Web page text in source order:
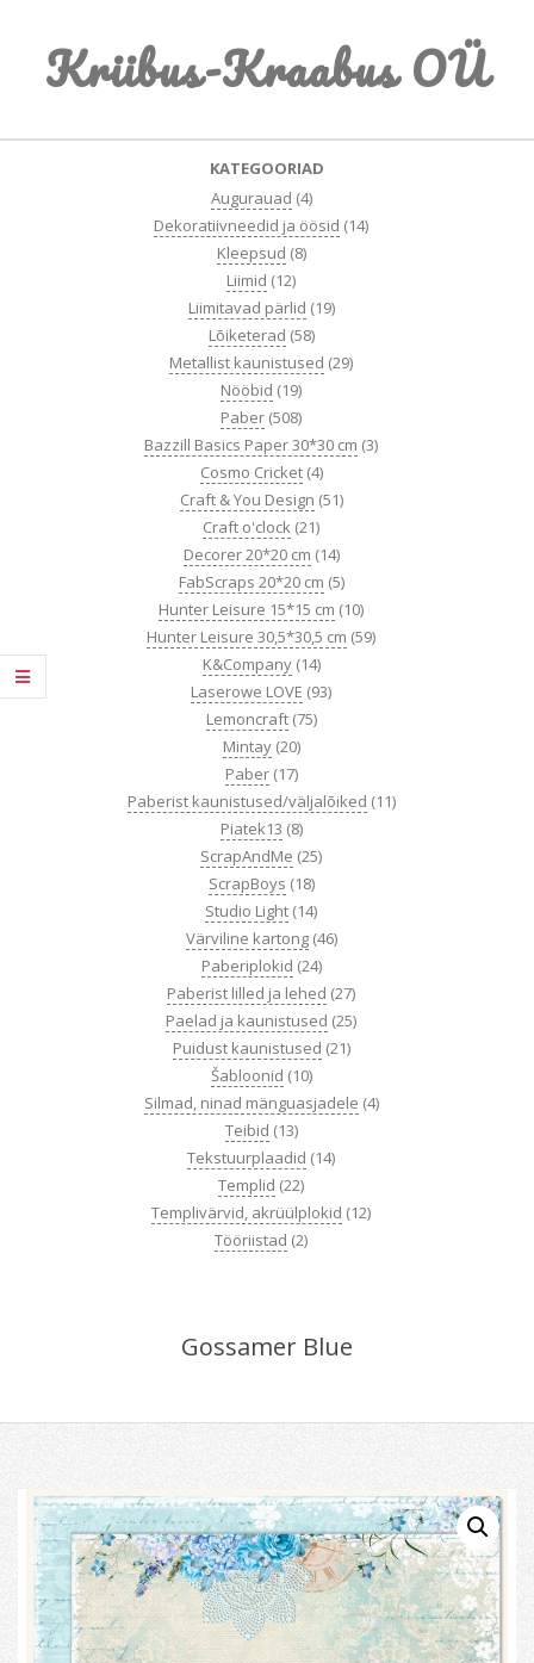
contentKriibus-Kraabus OÜ
KATEGOORIAD
Augurauad (4)
Dekoratiivneedid ja öösid (14)
Kleepsud (8)
Liimid (12)
Liimitavad pärlid (19)
Lõiketerad (58)
Metallist kaunistused (29)
Nööbid (19)
Paber (508)
Bazzill Basics Paper 30*30 cm (3)
Cosmo Cricket (4)
Craft & You Design (51)
Craft o'clock (21)
Decorer 20*20 cm (14)
FabScraps 20*20 cm (5)
Hunter Leisure 15*15 cm (10)
Hunter Leisure 30,5*30,5 cm (59)
K&Company (14)
Laserowe LOVE (93)
Lemoncraft (75)
Mintay (20)
Paber (17)
Paberist kaunistused/väljalõiked (11)
Piatek13 (8)
ScrapAndMe (25)
ScrapBoys (18)
Studio Light (14)
Värviline kartong (46)
Paberiplokid (24)
Paberist lilled ja lehed (27)
Paelad ja kaunistused (25)
Puidust kaunistused (21)
Šabloonid (10)
Silmad, ninad mänguasjadele (4)
Teibid (13)
Tekstuurplaadid (14)
Templid (22)
Templivärvid, akrüülplokid (12)
Tööriistad (2)
Gossamer Blue